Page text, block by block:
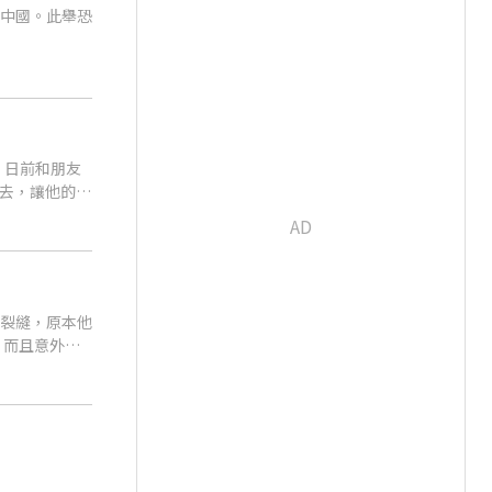
國。此舉恐
前和朋友
，讓他的朋
縫，原本他
且意外拍